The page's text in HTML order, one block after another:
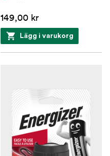
149,00 kr
Lägg i varukorg